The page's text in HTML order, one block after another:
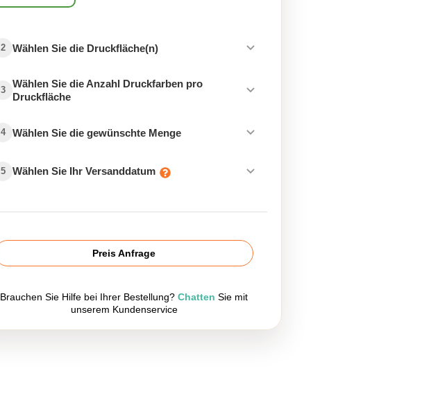
2 Wählen Sie die Druckfläche(n)
3
Wählen Sie die Anzahl Druckfarben pro
Druckfläche
4 Wählen Sie die gewünschte Menge
5 Wählen Sie Ihr Versanddatum
Preis Anfrage
Brauchen Sie Hilfe bei Ihrer Bestellung? Chatten Sie mit
unserem Kundenservice